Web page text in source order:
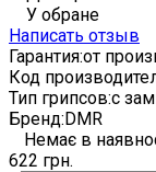
У обране
Написать отзыв
Гарантия:от
Код
Тип грипсов:с
Бренд:DMR
Немає в
622 грн.